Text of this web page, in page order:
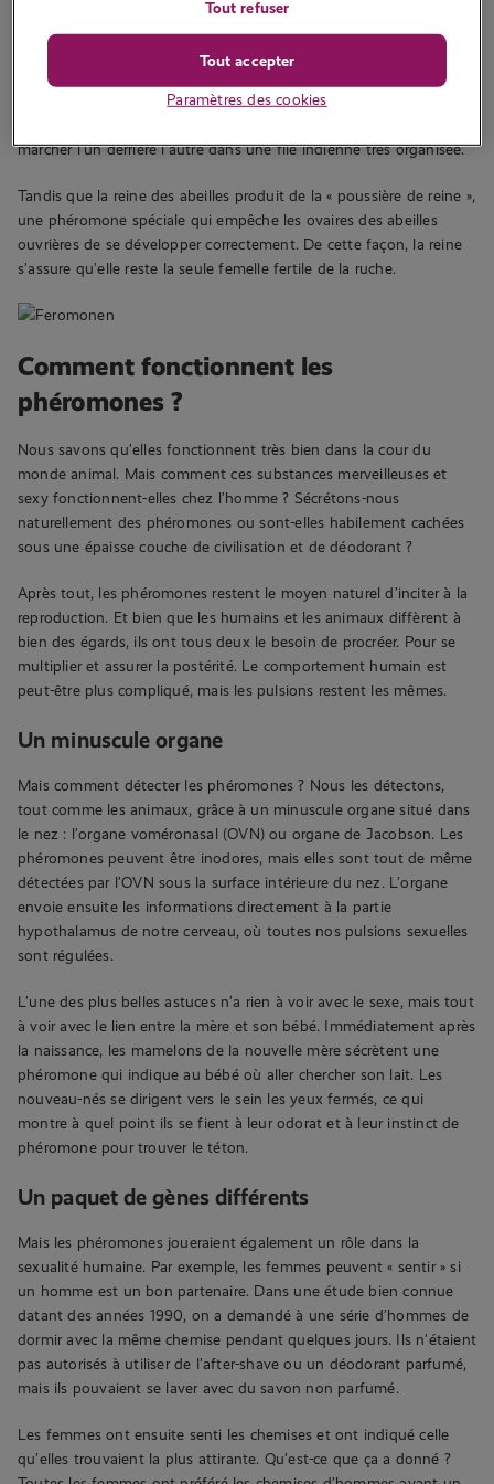
d’avertir d’un danger, de marquer un territoire et de rechercher de
la nourriture.
Par exemple, les fourmis laissent des traces qui aident leurs
congénères à emprunter le même chemin lorsqu’elles ont trouvé
marcher l’un derrière l’autre dans une file indienne très organisée.
Tandis que la reine des abeilles produit de la « poussière de reine »,
une phéromone spéciale qui empêche les ovaires des abeilles
ouvrières de se développer correctement. De cette façon, la reine
s’assure qu’elle reste la seule femelle fertile de la ruche.
Comment fonctionnent les
phéromones ?
Nous savons qu’elles fonctionnent très bien dans la cour du
monde animal. Mais comment ces substances merveilleuses et
sexy fonctionnent-elles chez l’homme ? Sécrétons-nous
naturellement des phéromones ou sont-elles habilement cachées
sous une épaisse couche de civilisation et de déodorant ?
Après tout, les phéromones restent le moyen naturel d’inciter à la
reproduction. Et bien que les humains et les animaux diffèrent à
bien des égards, ils ont tous deux le besoin de procréer. Pour se
multiplier et assurer la postérité. Le comportement humain est
peut-être plus compliqué, mais les pulsions restent les mêmes.
Un minuscule organe
Mais comment détecter les phéromones ? Nous les détectons,
tout comme les animaux, grâce à un minuscule organe situé dans
le nez : l’organe voméronasal (OVN) ou organe de Jacobson. Les
phéromones peuvent être inodores, mais elles sont tout de même
détectées par l’OVN sous la surface intérieure du nez. L’organe
envoie ensuite les informations directement à la partie
hypothalamus de notre cerveau, où toutes nos pulsions sexuelles
sont régulées.
L’une des plus belles astuces n’a rien à voir avec le sexe, mais tout
à voir avec le lien entre la mère et son bébé. Immédiatement après
la naissance, les mamelons de la nouvelle mère sécrètent une
phéromone qui indique au bébé où aller chercher son lait. Les
nouveau-nés se dirigent vers le sein les yeux fermés, ce qui
montre à quel point ils se fient à leur odorat et à leur instinct de
phéromone pour trouver le téton.
Un paquet de gènes différents
Mais les phéromones joueraient également un rôle dans la
sexualité humaine. Par exemple, les femmes peuvent « sentir » si
un homme est un bon partenaire. Dans une étude bien connue
datant des années 1990, on a demandé à une série d’hommes de
dormir avec la même chemise pendant quelques jours. Ils n’étaient
pas autorisés à utiliser de l’after-shave ou un déodorant parfumé,
mais ils pouvaient se laver avec du savon non parfumé.
Les femmes ont ensuite senti les chemises et ont indiqué celle
qu’elles trouvaient la plus attirante. Qu’est-ce que ça a donné ?
Paramètres des cookies
Tout refuser
Tout accepter